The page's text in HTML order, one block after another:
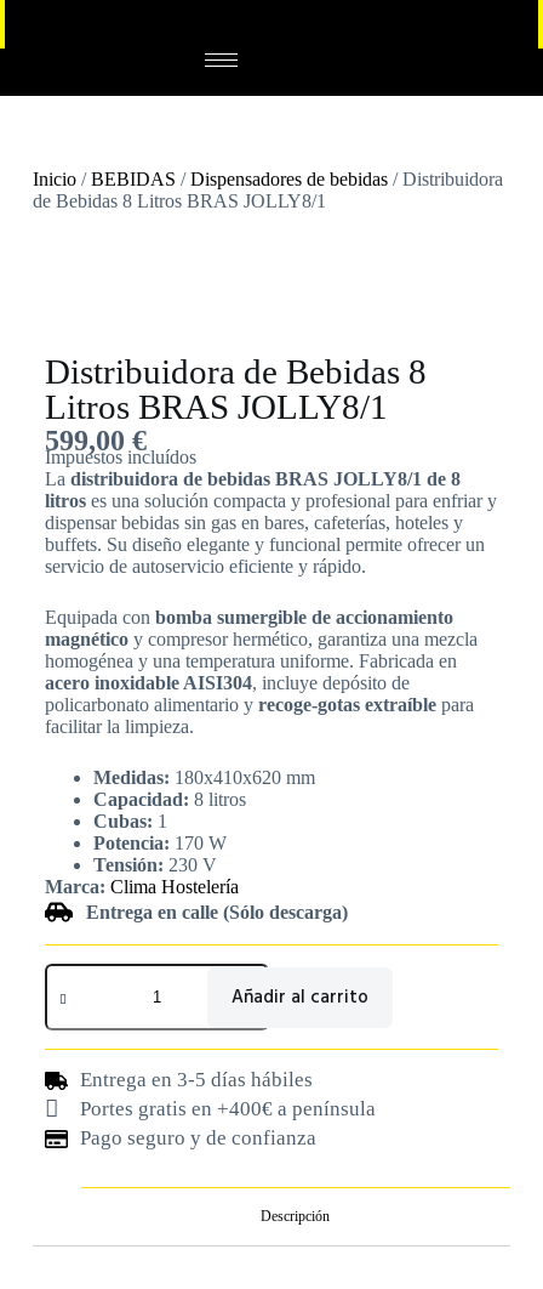
Inicio/BEBIDAS /Dispensadores de bebidas/ Distribuidora
de Bebidas 8 Litros BRAS JOLLY8/1
Distribuidora de Bebidas 8
Litros BRAS JOLLY8/1
599,00 €
Impuestos incluídos
La distribuidora de bebidas BRAS JOLLY8/1 de 8
litroses una solución compacta y profesional para enfriar y
dispensar bebidas sin gas en bares, cafeterías, hoteles y
buffets. Su diseño elegante y funcional permite ofrecer un
servicio de autoservicio eficiente y rápido.
Equipada con bomba sumergible de accionamiento
magnéticoy compresor hermético, garantiza una mezcla
homogénea y una temperatura uniforme. Fabricada en
acero inoxidable AISI304, incluye depósito de
policarbonato alimentario y recoge-gotas extraíblepara
facilitar la limpieza.
Medidas: 180x410x620 mm
Capacidad: 8 litros
Cubas: 1
Potencia: 170 W
Tensión: 230 V
Marca: Clima Hostelería
Entrega en calle (Sólo descarga)
Añadir al carrito
Entrega en 3-5 días hábiles
Portes gratis en +400€ a península
Pago seguro y de confianza
Descripción